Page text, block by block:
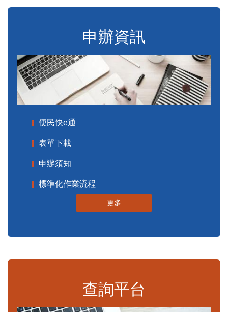
申辦資訊
便民快e通
表單下載
申辦須知
標準化作業流程
更多
查詢平台